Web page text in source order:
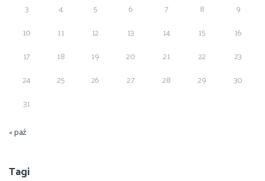
3
4 5 6 7 8
9
10
11 12 13 14 15
16
17
18 19 20 21 22
23
24
25 26 27 28 29
30
31
« paź
Tagi